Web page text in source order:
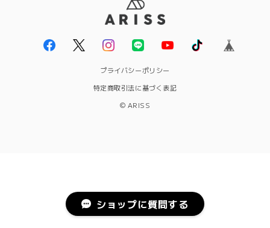
プライバシーポリシー
特定商取引法に基づく表記
© ARISS
ショップに質問する